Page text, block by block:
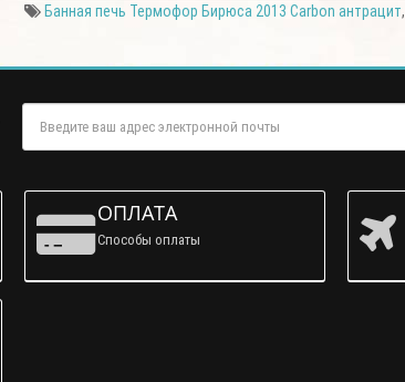
Банная печь Термофор Бирюса 2013 Carbon антрацит,
ОПЛАТА
Способы оплаты